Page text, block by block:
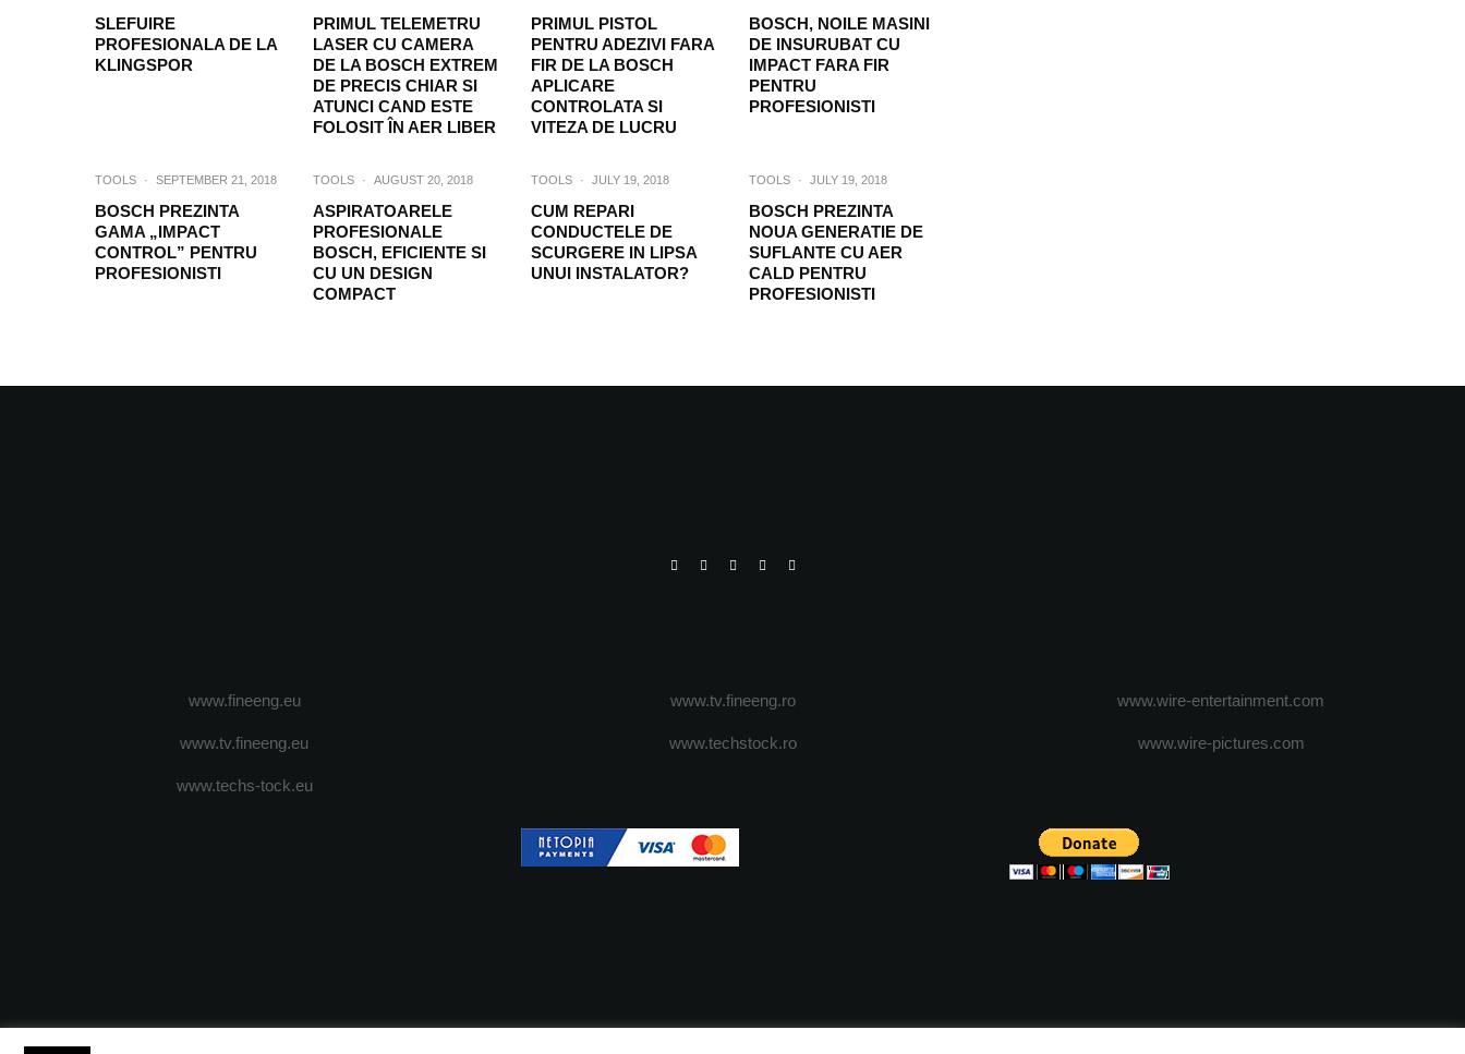
SLEFUIRE
PROFESIONALA DE LA
KLINGSPOR
PRIMUL TELEMETRU
LASER CU CAMERA
DE LA BOSCH EXTREM
DE PRECIS CHIAR SI
ATUNCI CAND ESTE
FOLOSIT ÎN AER LIBER
PRIMUL PISTOL
PENTRU ADEZIVI FARA
FIR DE LA BOSCH
APLICARE
CONTROLATA SI
VITEZA DE LUCRU
BOSCH, NOILE MASINI
DE INSURUBAT CU
IMPACT FARA FIR
PENTRU
PROFESIONISTI
TOOLS · SEPTEMBER 21, 2018
BOSCH PREZINTA
GAMA „IMPACT
CONTROL” PENTRU
PROFESIONISTI
TOOLS · AUGUST 20, 2018
ASPIRATOARELE
PROFESIONALE
BOSCH, EFICIENTE SI
CU UN DESIGN
COMPACT
TOOLS · JULY 19, 2018
CUM REPARI
CONDUCTELE DE
SCURGERE IN LIPSA
UNUI INSTALATOR?
TOOLS · JULY 19, 2018
BOSCH PREZINTA
NOUA GENERATIE DE
SUFLANTE CU AER
CALD PENTRU
PROFESIONISTI
www.fineeng.eu
www.tv.fineeng.eu
www.techs-tock.eu
www.tv.fineeng.ro
www.techstock.ro
www.wire-entertainment.com
www.wire-pictures.com